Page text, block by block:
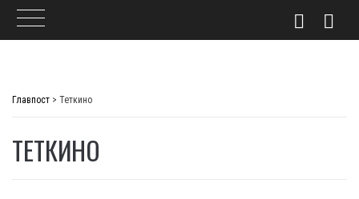
Главпост > Теткино
ТЕТКИНО